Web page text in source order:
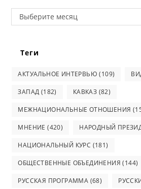
Архив
Выберите месяц
Теги
АКТУАЛЬНОЕ ИНТЕРВЬЮ (109)
ЗАПАД (182) КАВКАЗ (82)
МЕЖНАЦИОНАЛЬНЫЕ ОТНОШЕНИЯ
МНЕНИЕ (420) НАРОДНЫЙ
НАЦИОНАЛЬНЫЙ КУРС (181)
ОБЩЕСТВЕННЫЕ ОБЪЕДИНЕНИЯ (144)
РУССКАЯ ПРОГРАММА (68)